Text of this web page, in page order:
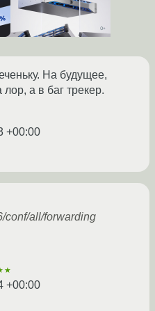
На будущее,
а в баг трекер.
+00:00
conf/all/forwarding
+00:00